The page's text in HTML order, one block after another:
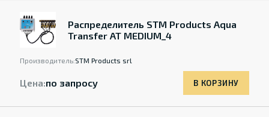
Распределитель STM Products Aqua
Transfer AT MEDIUM_4
Производитель:STM Products srl
Цена:по запросу В КОРЗИНУ